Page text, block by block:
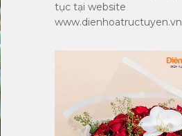
tục tại website
www.dienhoatructuyen.vn